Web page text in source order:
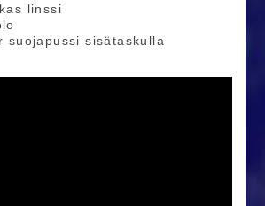
linssi
suojapussi sisätaskulla